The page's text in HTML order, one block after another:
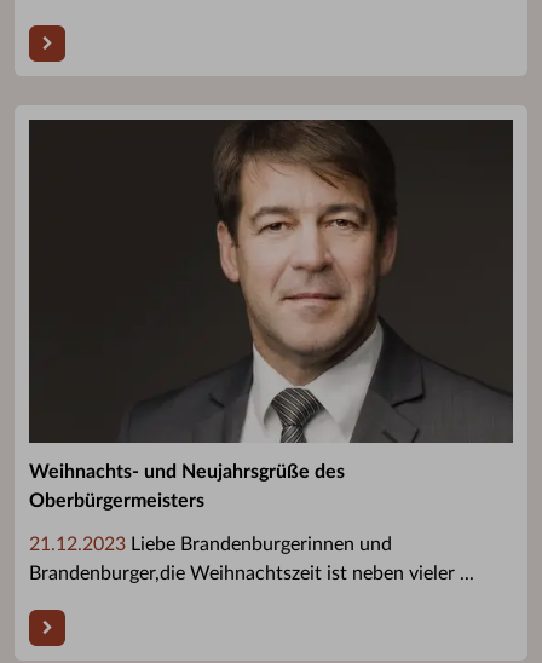
Weihnachts- und Neujahrsgrüße des
Oberbürgermeisters
21.12.2023 Liebe Brandenburgerinnen und
Brandenburger,die Weihnachtszeit ist neben vieler ...